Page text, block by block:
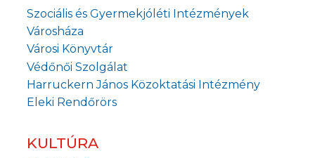
Szociális és Gyermekjóléti Intézmények
Városháza
Városi Könyvtár
Védőnői Szolgálat
Harruckern János Közoktatási Intézmény
Eleki Rendőrörs
KULTÚRA